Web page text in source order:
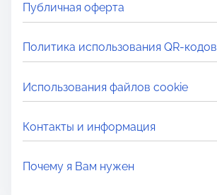
Публичная оферта
Политика использования QR-кодов
Использования файлов cookie
Контакты и информация
Почему я Вам нужен